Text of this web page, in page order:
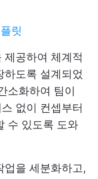
릿
제공하여 체계적
하도록 설계되었
소화하여 팀이
없이 컨셉부터
수 있도록 도와
업을 세분화하고,